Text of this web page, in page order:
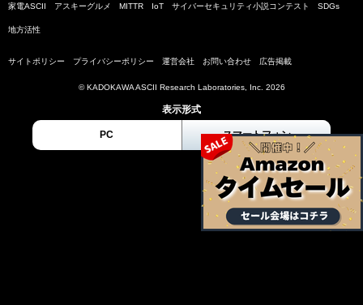
家電ASCII アスキーグルメ MITTR IoT サイバーセキュリティ小説コンテスト SDGs
地方活性
サイトポリシー プライバシーポリシー 運営会社 お問い合わせ 広告掲載
© KADOKAWA ASCII Research Laboratories, Inc. 2026
表示形式
PC スマートフォン